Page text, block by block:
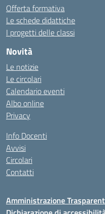
Offerta formativa
Le schede didattiche
I progetti delle classi
Novità
Le notizie
Le circolari
Calendario eventi
Albo online
Privacy
Info Docenti
Avvisi
Circolari
Contatti
Amministrazione